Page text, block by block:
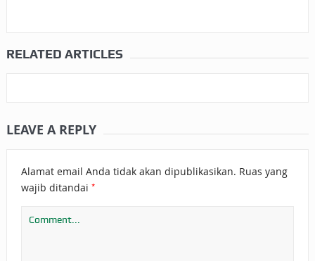
RELATED ARTICLES
LEAVE A REPLY
Alamat email Anda tidak akan dipublikasikan. Ruas yang
wajib ditandai *